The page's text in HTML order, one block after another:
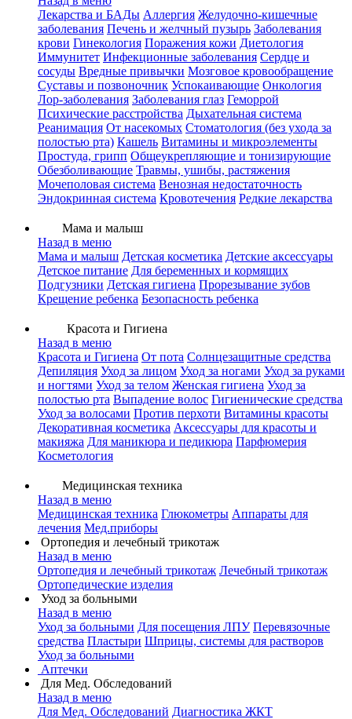
Лекарства и БАДы Аллергия Желудочно-кишечные
заболевания Печень и желчный пузырь Заболевания
крови Гинекология Поражения кожи Диетология
Иммунитет Инфекционные заболевания Сердце и
сосуды Вредные привычки Мозговое кровообращение
Суставы и позвоночник Успокаивающие Онкология
Лор-заболевания Заболевания глаз Геморрой
Психические расстройства Дыхательная система
Реанимация От насекомых Стоматология (без ухода за
полостью рта) Кашель Витамины и микроэлементы
Простуда, грипп Общеукрепляющие и тонизирующие
Обезболивающие Травмы, ушибы, растяжения
Мочеполовая система Венозная недостаточность
Эндокринная система Кровотечения Редкие лекарства
Мама и малыш
Назад в меню
Мама и малыш Детская косметика Детские аксессуары
Детское питание Для беременных и кормящих
Подгузники Детская гигиена Прорезывание зубов
Крещение ребенка Безопасность ребенка
Красота и Гигиена
Назад в меню
Красота и Гигиена От пота Солнцезащитные средства
Депиляция Уход за лицом Уход за ногами Уход за руками
и ногтями Уход за телом Женская гигиена Уход за
полостью рта Выпадение волос Гигиенические средства
Уход за волосами Против перхоти Витамины красоты
Декоративная косметика Аксессуары для красоты и
макияжа Для маникюра и педикюра Парфюмерия
Косметология
Медицинская техника
Назад в меню
Медицинская техника Глюкометры Аппараты для
лечения Мед.приборы
Ортопедия и лечебный трикотаж
Назад в меню
Ортопедия и лечебный трикотаж Лечебный трикотаж
Ортопедические изделия
Уход за больными
Назад в меню
Уход за больными Для посещения ЛПУ Перевязочные
средства Пластыри Шприцы, системы для растворов
Уход за больными
Аптечки
Для Мед. Обследований
Назад в меню
Для Мед. Обследований Диагностика ЖКТ